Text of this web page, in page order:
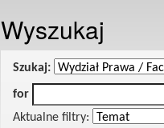
Wyszukaj
Szukaj:
for
Aktualne filtry: